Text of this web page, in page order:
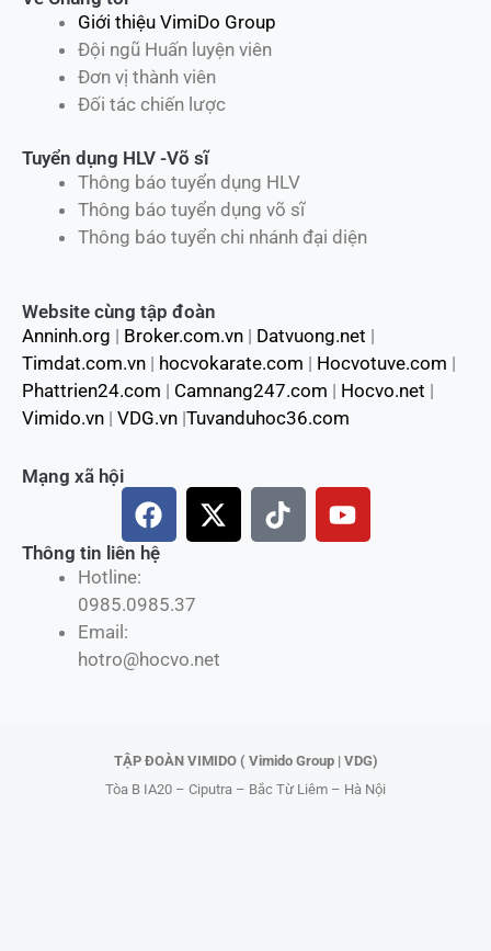
Giới thiệu VimiDo Group
Đội ngũ Huấn luyện viên
Đơn vị thành viên
Đối tác chiến lược
Tuyển dụng HLV -Võ sĩ
Thông báo tuyển dụng HLV
Thông báo tuyển dụng võ sĩ
Thông báo tuyển chi nhánh đại diện
Website cùng tập đoàn
Anninh.org | Broker.com.vn | Datvuong.net |
Timdat.com.vn | hocvokarate.com | Hocvotuve.com |
Phattrien24.com | Camnang247.com | Hocvo.net |
Vimido.vn | VDG.vn |Tuvanduhoc36.com
Hotline:
0985.0985.37
Email:
hotro@hocvo.net
Mạng xã hội
F
a
c
b
o
X
-
t
T
i
Y
o
Thông tin liên hệ
TẬP ĐOÀN VIMIDO ( Vimido Group | VDG)
Tòa B IA20 – Ciputra – Bắc Từ Liêm – Hà Nội